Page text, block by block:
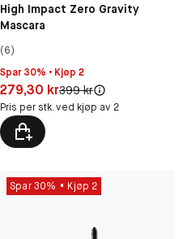
High Impact Zero Gravity
Mascara
(6)
Spar 30% • Kjøp 2
Pris: 279,30 kr
279,30 krOriginal pris:
399 kr
Pris per stk. ved kjøp av 2
Spar 30% Kjøp 2